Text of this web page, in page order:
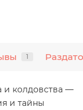
1
и колдовства —
и тайны